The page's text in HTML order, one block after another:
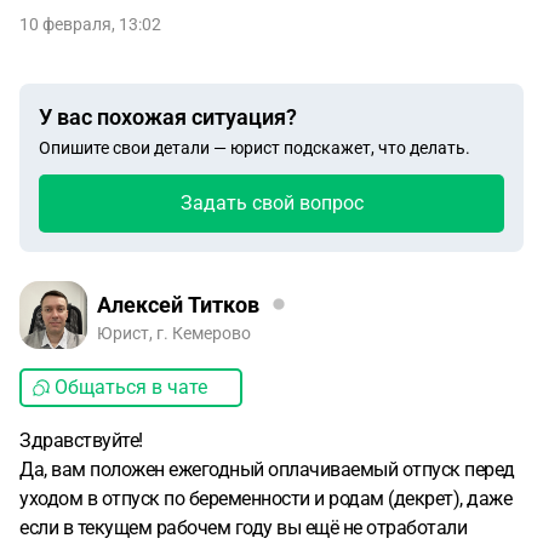
10 февраля, 13:02
У вас похожая ситуация?
Опишите свои детали — юрист подскажет, что делать.
Задать свой вопрос
Алексей Титков
Юрист, г. Кемерово
Общаться в чате
Здравствуйте!
Да, вам положен ежегодный оплачиваемый отпуск перед
уходом в отпуск по беременности и родам (декрет), даже
если в текущем рабочем году вы ещё не отработали